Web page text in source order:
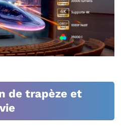
de trapèze et